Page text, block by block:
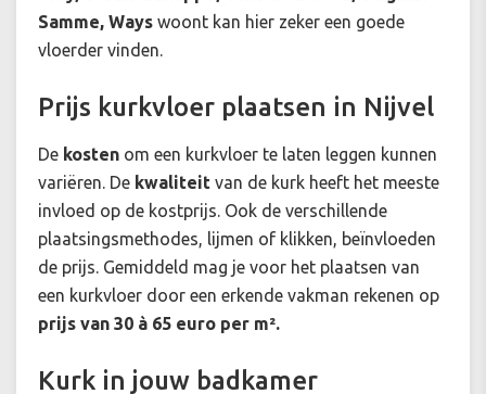
Samme, Ways woont kan hier zeker een goede
vloerder vinden.
Prijs kurkvloer plaatsen in Nijvel
De kosten om een kurkvloer te laten leggen kunnen
variëren. De kwaliteit van de kurk heeft het meeste
invloed op de kostprijs. Ook de verschillende
plaatsingsmethodes, lijmen of klikken, beïnvloeden
de prijs. Gemiddeld mag je voor het plaatsen van
een kurkvloer door een erkende vakman rekenen op
prijs van 30 à 65 euro per m².
Kurk in jouw badkamer